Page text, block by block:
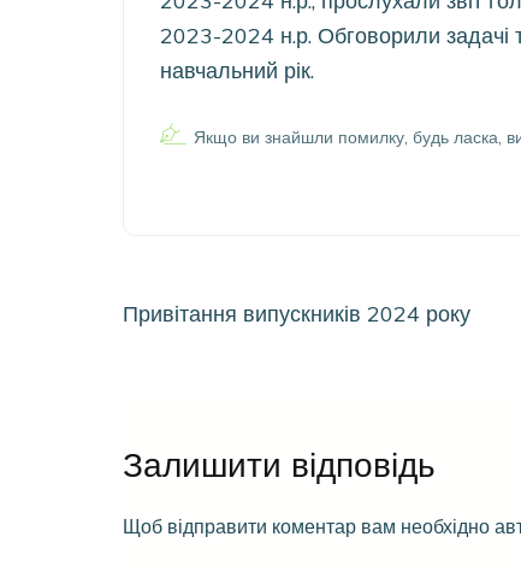
2023-2024 н.р. Обговорили задачі
навчальний рік.
Якщо ви знайшли помилку, будь ласка,
Навігація
Привітання випускників 2024 року
Залишити відповідь
Щоб відправити коментар вам необхідно